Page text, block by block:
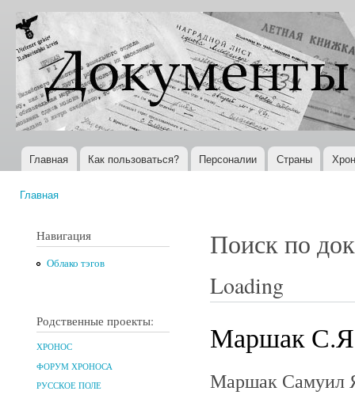
Документы
XX века
Всемирная
история в
Интернете
Главное меню
Главная Как пользоваться? Персоналии Страны
Главная
Навигация
Облако тэгов
Родственные проекты:
ХРОНОС
ФОРУМ ХРОНОСА
РУССКОЕ ПОЛЕ
Поиск по
Loading
Маршак
Маршак Самуил